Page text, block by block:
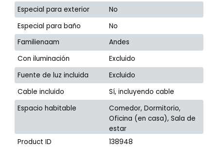
Especial para exterior
No
Especial para baño
No
Familienaam
Andes
Con iluminación
Excluido
Fuente de luz incluida
Excluido
Cable incluido
Sí, incluyendo cable
Espacio habitable
Comedor, Dormitorio,
Oficina (en casa), Sala de
estar
Product ID
138948